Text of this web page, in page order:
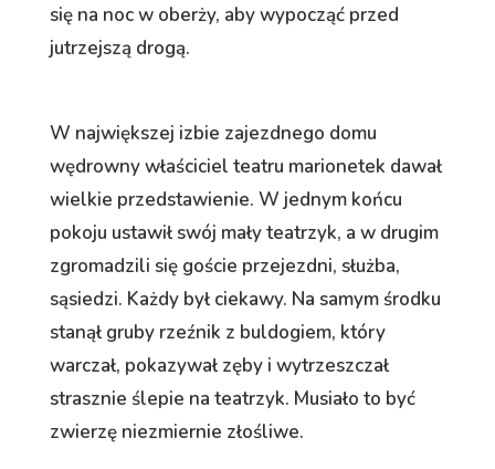
się na noc w oberży, aby wypocząć przed
jutrzejszą drogą.
W największej izbie zajezdnego domu
wędrowny właściciel teatru marionetek dawał
wielkie przedstawienie. W jednym końcu
pokoju ustawił swój mały teatrzyk, a w drugim
zgromadzili się goście przejezdni, służba,
sąsiedzi. Każdy był ciekawy. Na samym środku
stanął gruby rzeźnik z buldogiem, który
warczał, pokazywał zęby i wytrzeszczał
strasznie ślepie na teatrzyk. Musiało to być
zwierzę niezmiernie złośliwe.